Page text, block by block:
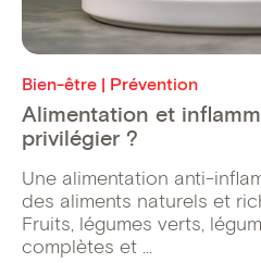
Bien-être | Prévention
Alimentation et
privilégier ?
Une alimentation anti-
des aliments naturels et
Fruits, légumes verts,
complètes et ...